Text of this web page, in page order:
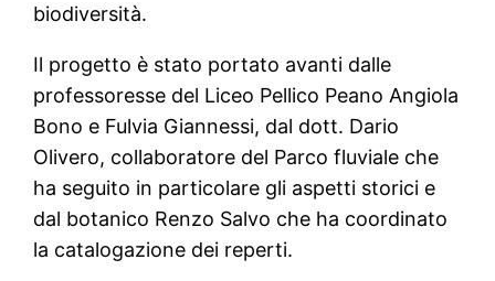
biodiversità.
Il progetto è stato portato avanti dalle
professoresse del Liceo Pellico Peano Angiola
Bono e Fulvia Giannessi, dal dott. Dario
Olivero, collaboratore del Parco fluviale che
ha seguito in particolare gli aspetti storici e
dal botanico Renzo Salvo che ha coordinato
la catalogazione dei reperti.